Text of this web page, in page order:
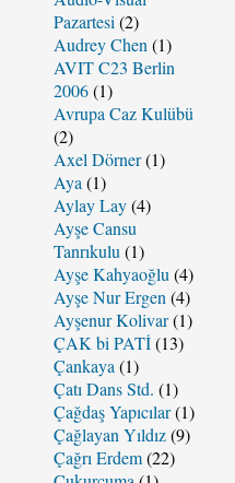
Pazartesi (2)
Audrey Chen (1)
AVIT C23 Berlin
2006(1)
Avrupa Caz Kulübü
(2)
Axel Dörner(1)
Aya (1)
Aylay Lay(4)
Ayşe Cansu
Tanrıkulu (1)
Ayşe Kahyaoğlu (4)
Ayşe Nur Ergen (4)
Ayşenur Kolivar(1)
ÇAK bi PATİ(13)
Çankaya (1)
Çatı Dans Std. (1)
Çağdaş Yapıcılar(1)
Çağlayan Yıldız(9)
Çağrı Erdem(22)